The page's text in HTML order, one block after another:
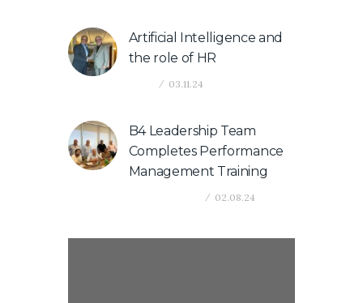
Artificial Intelligence and
the role of HR
03.11.24
B4 Leadership Team
Completes Performance
Management Training
02.08.24